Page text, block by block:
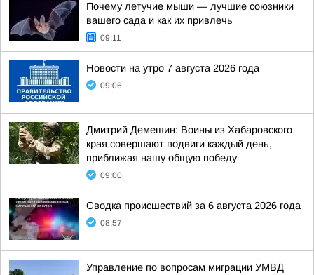
Почему летучие мыши — лучшие союзники
вашего сада и как их привлечь
09:11
Новости на утро 7 августа 2026 года
09:06
Дмитрий Демешин: Воины из Хабаровского
края совершают подвиги каждый день,
приближая нашу общую победу
09:00
Сводка происшествий за 6 августа 2026 года
08:57
Управление по вопросам миграции УМВД